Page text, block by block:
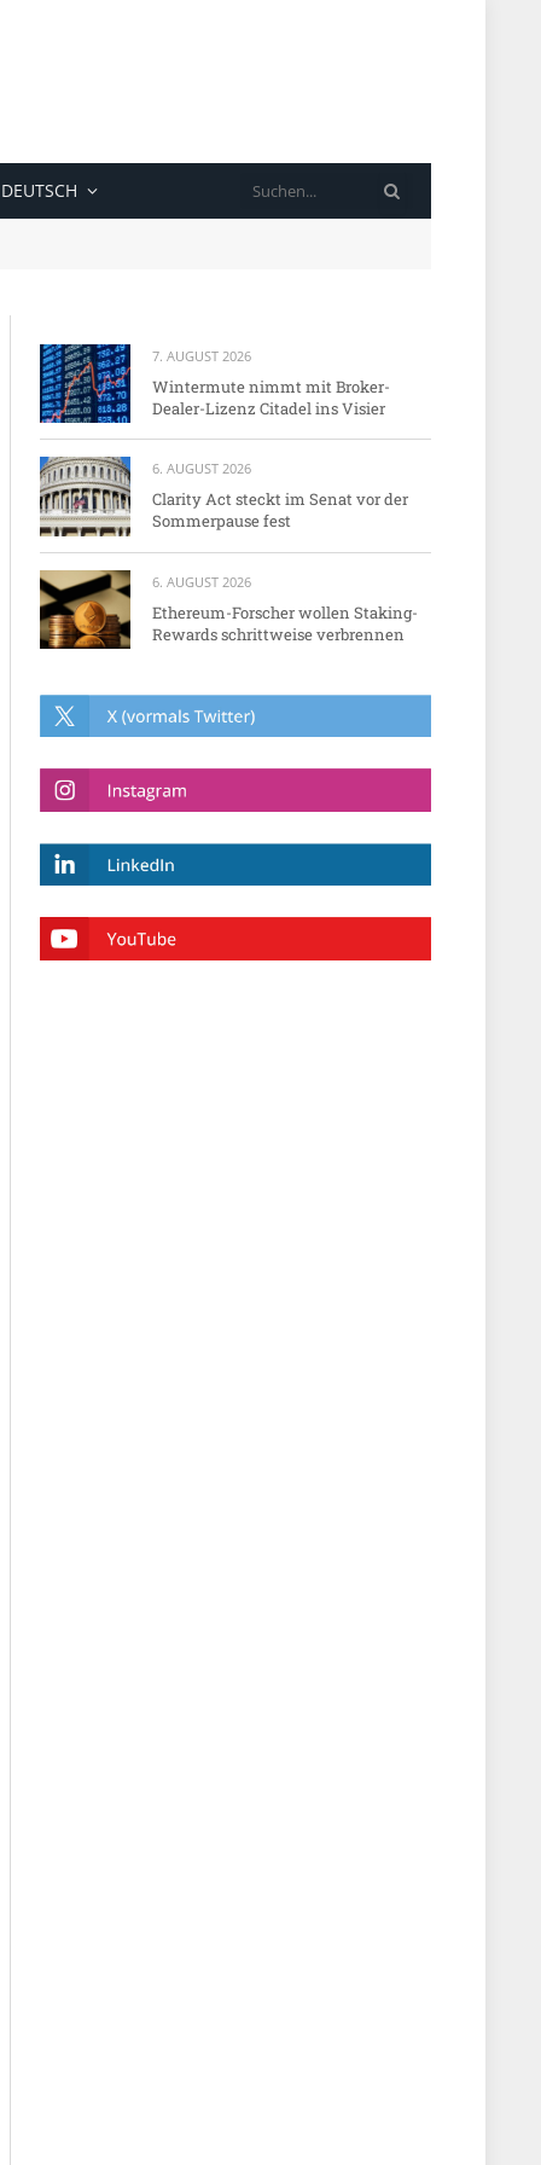
DEUTSCH
7. AUGUST 2026
Wintermute nimmt mit Broker-
Dealer-Lizenz Citadel ins Visier
6. AUGUST 2026
Clarity Act steckt im Senat vor der
Sommerpause fest
6. AUGUST 2026
Ethereum-Forscher wollen Staking-
Rewards schrittweise verbrennen